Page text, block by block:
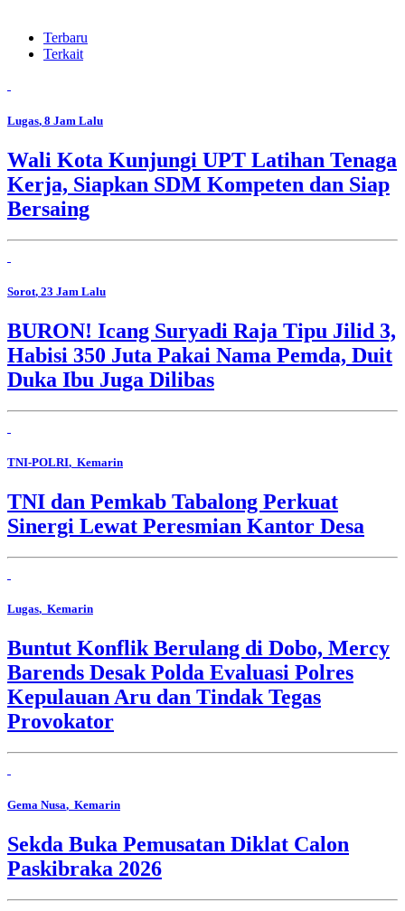
Terbaru
Terkait
Lugas, 8 Jam Lalu
Wali Kota Kunjungi UPT Latihan Tenaga
Kerja, Siapkan SDM Kompeten dan Siap
Bersaing
Sorot, 23 Jam Lalu
BURON! Icang Suryadi Raja Tipu Jilid 3,
Habisi 350 Juta Pakai Nama Pemda, Duit
Duka Ibu Juga Dilibas
TNI-POLRI, Kemarin
TNI dan Pemkab Tabalong Perkuat
Sinergi Lewat Peresmian Kantor Desa
Lugas, Kemarin
Buntut Konflik Berulang di Dobo, Mercy
Barends Desak Polda Evaluasi Polres
Kepulauan Aru dan Tindak Tegas
Provokator
Gema Nusa, Kemarin
Sekda Buka Pemusatan Diklat Calon
Paskibraka 2026